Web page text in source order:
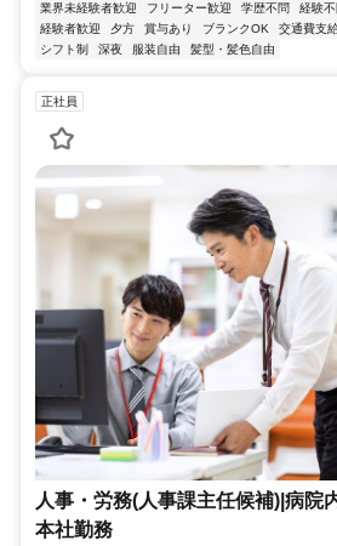
業界未経験者歓迎 フリーター歓迎 学歴不問 経験不
経験者歓迎
夕方 賞与あり ブランクOK 交通費支
シフト制
深夜 服装自由 髪型・髪色自由
正社員
人事・労務(人事課主任候補)|病院
本社勤務